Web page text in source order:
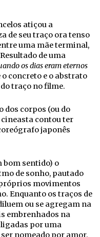
atiçou a
de seu traço ora tenso
uma mãe terminal,
de uma
os dias eram eternos
o concreto e o abstrato
traço no filme.
dos corpos (ou do
contou ter
japonês
sentido) o
de sonho, pautado
movimentos
Enquanto os traços de
ou se agregam na
embrenhados na
por uma
nomeado por amor.